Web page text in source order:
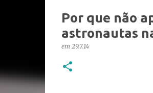
Por que não
astronautas
em 29.7.14